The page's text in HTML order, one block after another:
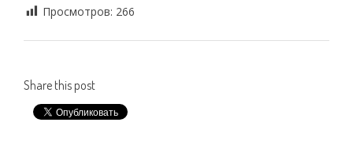
Просмотров: 266
Share this post